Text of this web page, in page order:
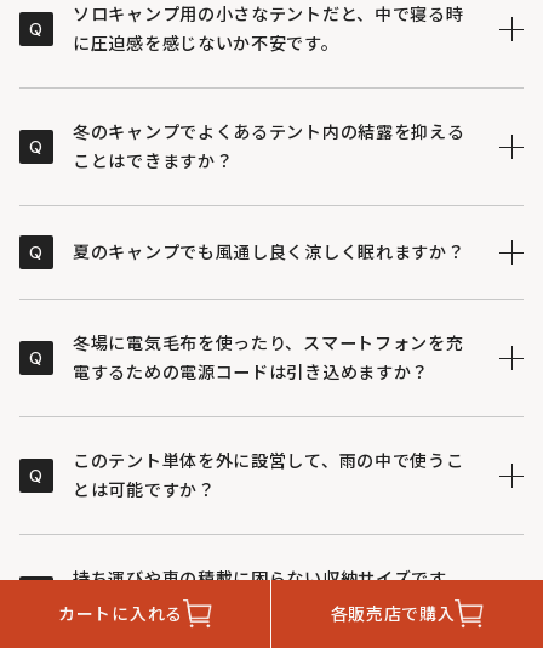
カートに入れる 各販売店で購入
と寄り添うため、デッドスペースを減らし、シェルター
内のリビング空間を無駄なく広々と活用できます。
Q
ソロキャンプ用の小さなテントだと、中で寝る時
に圧迫感を感じないか不安です。
るため、コンパクトなサイズ感でありながら、圧迫感の
少ない快適な内部空間を確保しています。
Q
冬のキャンプでよくあるテント内の結露を抑える
ことはできますか？
いるため、テント内の結露を大幅に軽減し、朝まで快適
Q 夏のキャンプでも風通し良く涼しく眠れますか？
れるため、風通しが良く、気候に合わせて内部の換気を
簡単に調整できます。また、前後どちらからでも出入り
Q
冬場に電気毛布を使ったり、スマートフォンを充
電するための電源コードは引き込めますか？
わっているため、ポータブル電源や外部サイトの電源コ
ードを隙間なくテント内へ引き込むことができます。
Q
このテント単体を外に設営して、雨の中で使うこ
とは可能ですか？
して作られており、単体での防水性はありません。ただ
し、別売りの専用フライシートを装着していただくこと
で、雨の中でも単体でご使用いただけるようになりま
持ち運びや車の積載に困らない収納サイズです
か？